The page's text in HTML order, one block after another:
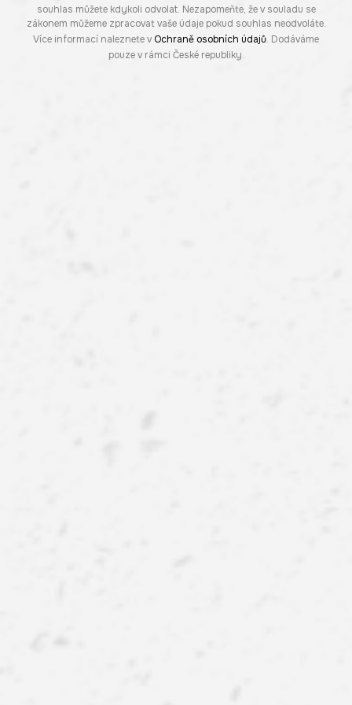
souhlas můžete kdykoli odvolat. Nezapomeňte, že v souladu se
zákonem můžeme zpracovat vaše údaje pokud souhlas neodvoláte.
Více informací naleznete v Ochraně osobních údajů. Dodáváme
pouze v rámci České republiky.